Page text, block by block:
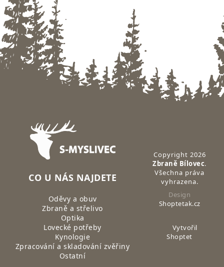
Zápatí
CO U NÁS NAJDETE
Oděvy a obuv
Zbraně a střelivo
Optika
Lovecké potřeby
Kynologie
Zpracování a skladování zvěřiny
Ostatní
Copyright 2026
Zbraně Bílovec.
Všechna práva
vyhrazena.
Design
Shoptetak.cz
Vytvořil
Shoptet